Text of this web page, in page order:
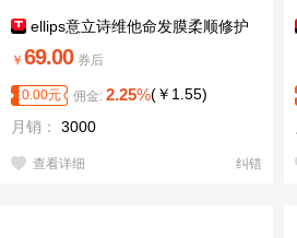
ellips意立诗维他命发膜柔顺修护
￥ 69.00 券后
0.00元 佣金: 2.25%(￥ 1.55)
月销：
3000
查看详细 纠错